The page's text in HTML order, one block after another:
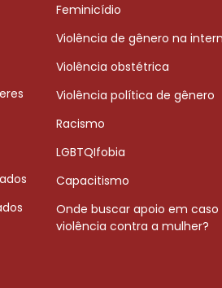
Feminicídio
Violência de gênero na
Violência obstétrica
Violência política de gênero
Racismo
LGBTQIfobia
Capacitismo
Onde buscar apoio em caso
violência contra a mulher?